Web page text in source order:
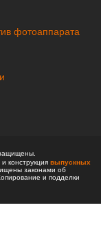
фотоаппарата
конструкция выпускных
законами об
и подделки